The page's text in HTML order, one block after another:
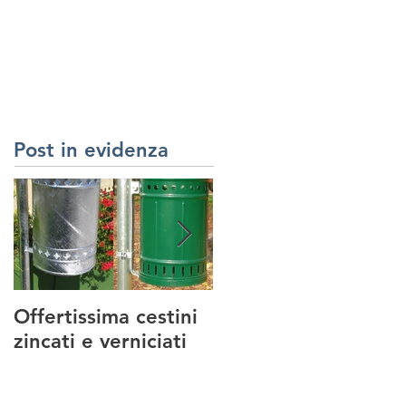
Post in evidenza
Offertissima cestini
zincati e verniciati